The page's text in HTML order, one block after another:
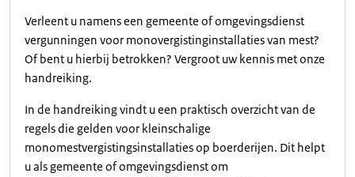
Verleent u namens een gemeente of omgevingsdienst
vergunningen voor monovergistinginstallaties van mest?
Of bent u hierbij betrokken? Vergroot uw kennis met onze
handreiking.
In de handreiking vindt u een praktisch overzicht van de
regels die gelden voor kleinschalige
monomestvergistingsinstallaties op boerderijen. Dit helpt
u als gemeente of omgevingsdienst om